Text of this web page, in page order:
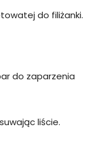
do filiżanki.
do zaparzenia
liście.